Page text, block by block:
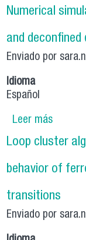
and
Numerical
and
Enviado por
Idioma
Español
Leer mássobre
Loop cluster
behavior of
transitions
Enviado por